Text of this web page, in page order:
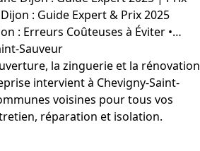
: Guide Expert & Prix 2025
: Erreurs Coûteuses à Éviter •…
Sauveur
la zinguerie et la rénovation
intervient à Chevigny-Saint-
voisines pour tous vos
réparation et isolation.